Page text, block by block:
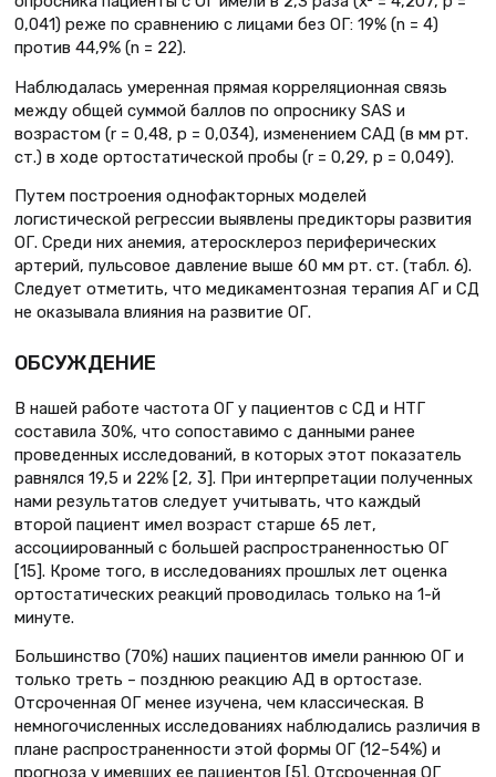
0,041) реже по сравнению с лицами без ОГ: 19% (n = 4)
против 44,9% (n = 22).
Наблюдалась умеренная прямая корреляционная связь
между общей суммой баллов по опроснику SAS и
возрастом (r = 0,48, p = 0,034), изменением САД (в мм рт.
ст.) в ходе ортостатической пробы (r = 0,29, р = 0,049).
Путем построения однофакторных моделей
логистической регрессии выявлены предикторы развития
ОГ. Среди них анемия, атеросклероз периферических
артерий, пульсовое давление выше 60 мм рт. ст. (табл. 6).
Следует отметить, что медикаментозная терапия АГ и СД
не оказывала влияния на развитие ОГ.
ОБСУЖДЕНИЕ
В нашей работе частота ОГ у пациентов с СД и НТГ
составила 30%, что сопоставимо с данными ранее
проведенных исследований, в которых этот показатель
равнялся 19,5 и 22% [2, 3]. При интерпретации полученных
нами результатов следует учитывать, что каждый
второй пациент имел возраст старше 65 лет,
ассоциированный с большей распространенностью ОГ
[15]. Кроме того, в исследованиях прошлых лет оценка
ортостатических реакций проводилась только на 1-й
минуте.
Большинство (70%) наших пациентов имели раннюю ОГ и
только треть – позднюю реакцию АД в ортостазе.
Отсроченная ОГ менее изучена, чем классическая. В
немногочисленных исследованиях наблюдались различия в
плане распространенности этой формы ОГ (12–54%) и